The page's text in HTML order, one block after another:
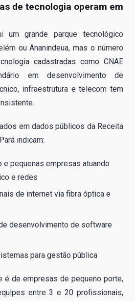
de tecnologia operam em
um grande parque tecnológico
ou Ananindeua, mas o número
cadastradas como CNAE
em desenvolvimento de
infraestrutura e telecom tem
em dados públicos da Receita
indicam:
e pequenas empresas atuando
e redes
de internet via fibra óptica e
desenvolvimento de software
para gestão pública
é de empresas de pequeno porte,
entre 3 e 20 profissionais,